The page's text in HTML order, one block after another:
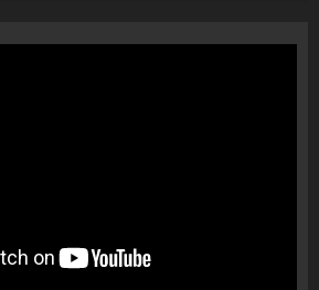
“bosen” Joana Nano për
abuzim me fondet publike dhe